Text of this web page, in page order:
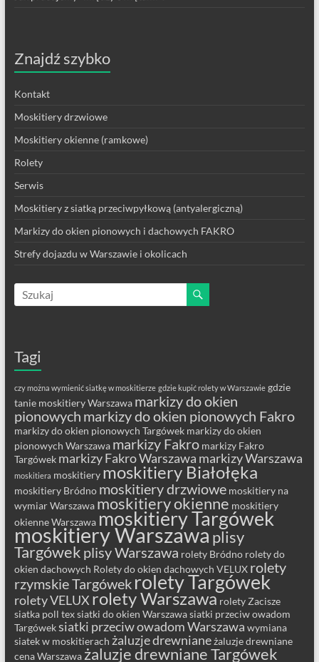
Znajdź szybko
Kontakt
Moskitiery drzwiowe
Moskitiery okienne (ramkowe)
Rolety
Serwis
Moskitiery z siatką przeciwpyłkową (antyalergiczną)
Markizy do okien pionowych i dachowych FAKRO
Strefy dojazdu w Warszawie i okolicach
Tagi
czy można wymienić siatkę w moskitierze gdzie kupić rolety w Warszawie gdzie
tanie moskitiery Warszawa markizy do okien
pionowych markizy do okien pionowych Fakro
markizy do okien pionowych Targówek markizy do okien
pionowych Warszawa markizy Fakro markizy Fakro
Targówek markizy Fakro Warszawa markizy Warszawa
moskitiera moskitiery moskitiery Białołęka
moskitiery Bródno moskitiery drzwiowe moskitiery na
wymiar Warszawa moskitiery okienne moskitiery
okienne Warszawa moskitiery Targówek
moskitiery Warszawaplisy
Targówek plisy Warszawa rolety Bródno rolety do
okien dachowych Rolety do okien dachowych VELUX rolety
rzymskie Targówek rolety Targówek
rolety VELUX rolety Warszawa rolety Zacisze
siatka poll texsiatki do okien Warszawasiatki przeciw owadom
Targóweksiatki przeciw owadom Warszawa wymiana
siatek w moskitierach żaluzje drewnianeżaluzje drewniane
cena Warszawa żaluzje drewniane Targówek